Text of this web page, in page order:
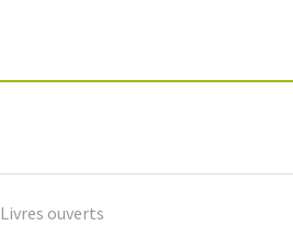
Livres ouverts